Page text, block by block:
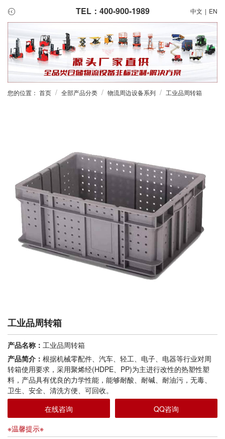
TEL：400-900-1989 中文 | EN
您的位置： 首页 / 全部产品分类 / 物流周边设备系列 / 工业品周转箱
工业品周转箱
产品名称： 工业品周转箱
产品简介： 根据机械零配件、汽车、轻工、电子、电器等行业对周
转箱使用要求，采用聚烯经(HDPE、PP)为主进行改性的热塑性塑
料，产品具有优良的力学性能，能够耐酸、耐碱、耐油污，无毒、
卫生、安全、清洗方便、可回收。
在线咨询
QQ咨询
※温馨提示※